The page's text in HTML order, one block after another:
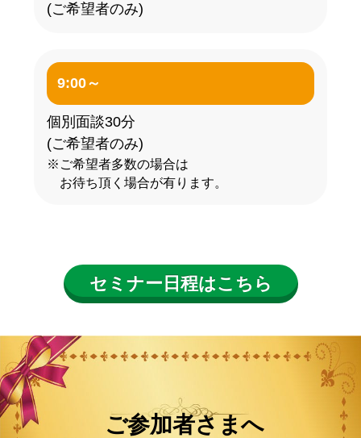
(ご希望者のみ)
9:00～
個別面談30分
(ご希望者のみ)
※ご希望者多数の場合は
お待ち頂く場合が有ります。
セミナー日程はこちら
ご参加者さまへ